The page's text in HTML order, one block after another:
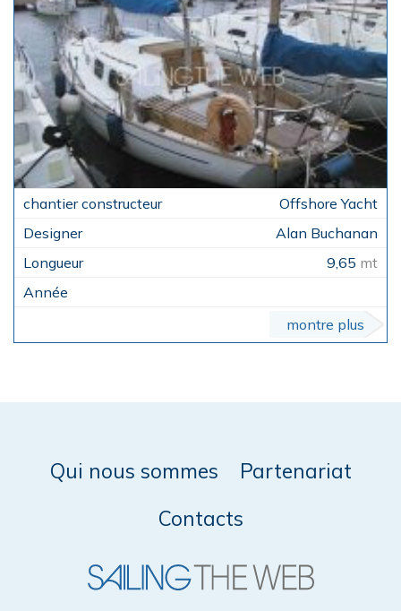
Offshore Yacht
Alan Buchanan
9,65 mt
montre plus
Qui nous sommes
Partenariat
Contacts